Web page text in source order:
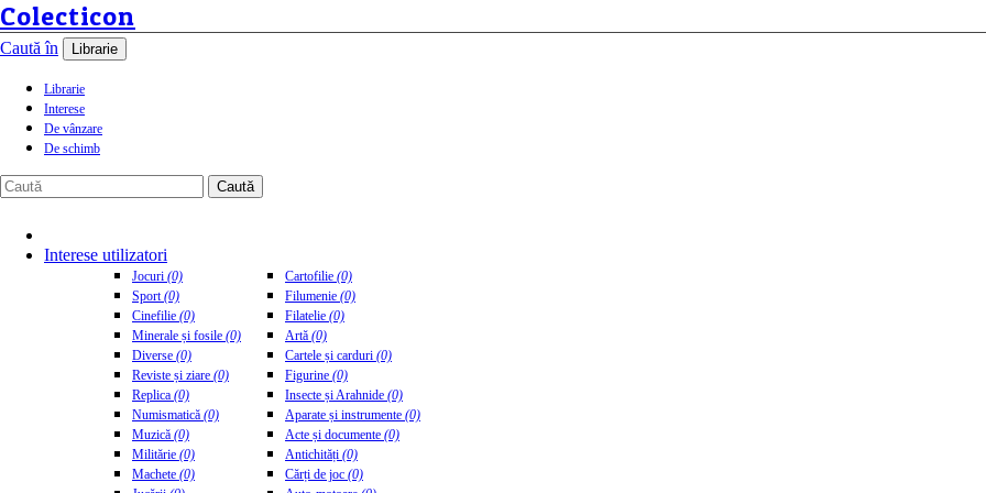
Colecticon
Caută în Librarie
Librarie
Interese
De vânzare
De schimb
Caută
Interese utilizatori
Jocuri (0)
Sport(0)
Cinefilie (0)
Minerale și fosile (0)
Diverse (0)
Reviste și ziare (0)
Replica (0)
Numismatică (0)
Muzică (0)
Militărie (0)
Machete (0)
Cartofilie (0)
Filumenie (0)
Filatelie (0)
Artă (0)
Cartele și carduri (0)
Figurine (0)
Insecte și Arahnide (0)
Aparate și instrumente (0)
Acte și documente (0)
Antichități (0)
Cărți de joc (0)